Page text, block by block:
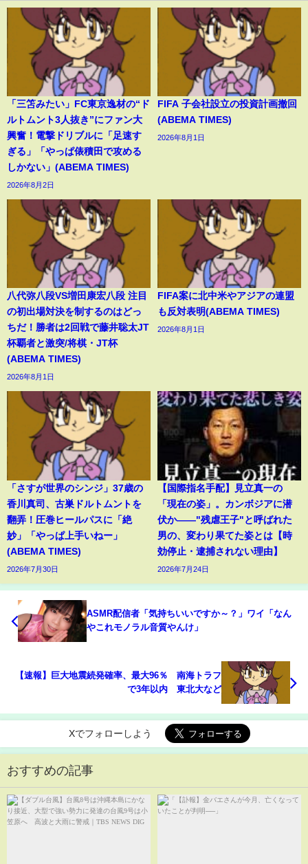
「三笘みたい」FC東京逸材の“ド
ルトムント3人抜き”にファン大
興奮！電撃ドリブルに「足速す
ぎる」「やっぱ俵積田で攻める
しかない」(ABEMA TIMES)
2026年8月2日
FIFA 子会社設立の投資計画撤回
(ABEMA TIMES)
2026年8月1日
八代弥八段VS増田康宏八段 注目
の初出場対決を制するのはどっ
ちだ！勝者は2回戦で藤井聡太JT
杯覇者と激突/将棋・JT杯
(ABEMA TIMES)
2026年8月1日
FIFA案に北中米やアジアの連盟
も反対表明(ABEMA TIMES)
2026年8月1日
「さすが世界のシンジ」37歳の
香川真司、古巣ドルトムントを
翻弄！圧巻ヒールパスに「絶
妙」「やっぱ上手いねー」
(ABEMA TIMES)
2026年7月30日
【国際指名手配】見立真一の
「現在の姿」。カンボジアに潜
伏か――"残虐王子"と呼ばれた
男の、変わり果てた姿とは【時
効停止・逮捕されない理由】
2026年7月24日
ASMR配信者「気持ちいいですか～？」ワイ「なん
やこれモノラル音質やんけ」
【速報】巨大地震続発確率、最大96％ 南海トラフ
で3年以内 東北大など
Xでフォローしよう
おすすめの記事